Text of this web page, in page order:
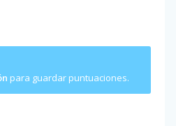
para guardar puntuaciones.